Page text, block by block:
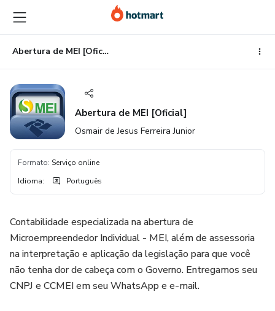
para
o
conteúdo
principal
para
o
pagamento
para
o
rodapé
Abertura de MEI [Oficial]
Abertura de MEI [Oficial]
Osmair de Jesus Ferreira Junior
Formato: Serviço online
Idioma: Português
Contabilidade especializada na abertura de
Microempreendedor Individual - MEI, além de assessoria
na interpretação e aplicação da legislação para que você
não tenha dor de cabeça com o Governo. Entregamos seu
CNPJ e CCMEI em seu WhatsApp e e-mail.